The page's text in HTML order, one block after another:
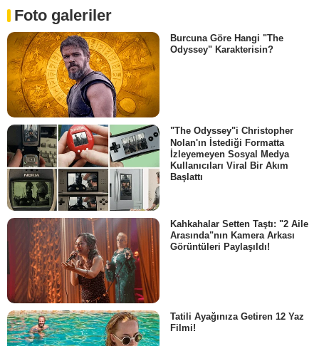
Foto galeriler
Burcuna Göre Hangi "The
Odyssey" Karakterisin?
"The Odyssey"i Christopher
Nolan'ın İstediği Formatta
İzleyemeyen Sosyal Medya
Kullanıcıları Viral Bir Akım
Başlattı
Kahkahalar Setten Taştı: "2 Aile
Arasında"nın Kamera Arkası
Görüntüleri Paylaşıldı!
Tatili Ayağınıza Getiren 12 Yaz
Filmi!